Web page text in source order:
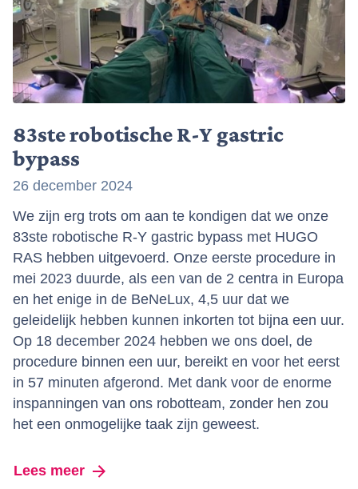
83ste robotische R-Y gastric
bypass
26 december 2024
We zijn erg trots om aan te kondigen dat we onze
83ste robotische R-Y gastric bypass met HUGO
RAS hebben uitgevoerd. Onze eerste procedure in
mei 2023 duurde, als een van de 2 centra in Europa
en het enige in de BeNeLux, 4,5 uur dat we
geleidelijk hebben kunnen inkorten tot bijna een uur.
Op 18 december 2024 hebben we ons doel, de
procedure binnen een uur, bereikt en voor het eerst
in 57 minuten afgerond. Met dank voor de enorme
inspanningen van ons robotteam, zonder hen zou
het een onmogelijke taak zijn geweest.
Lees meer over 83ste robotische R-Y gastric